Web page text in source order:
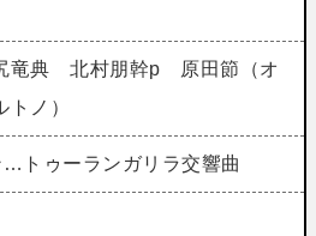
竜典 北村朋幹p 原田節（オ
トノ）
トゥーランガリラ交響曲